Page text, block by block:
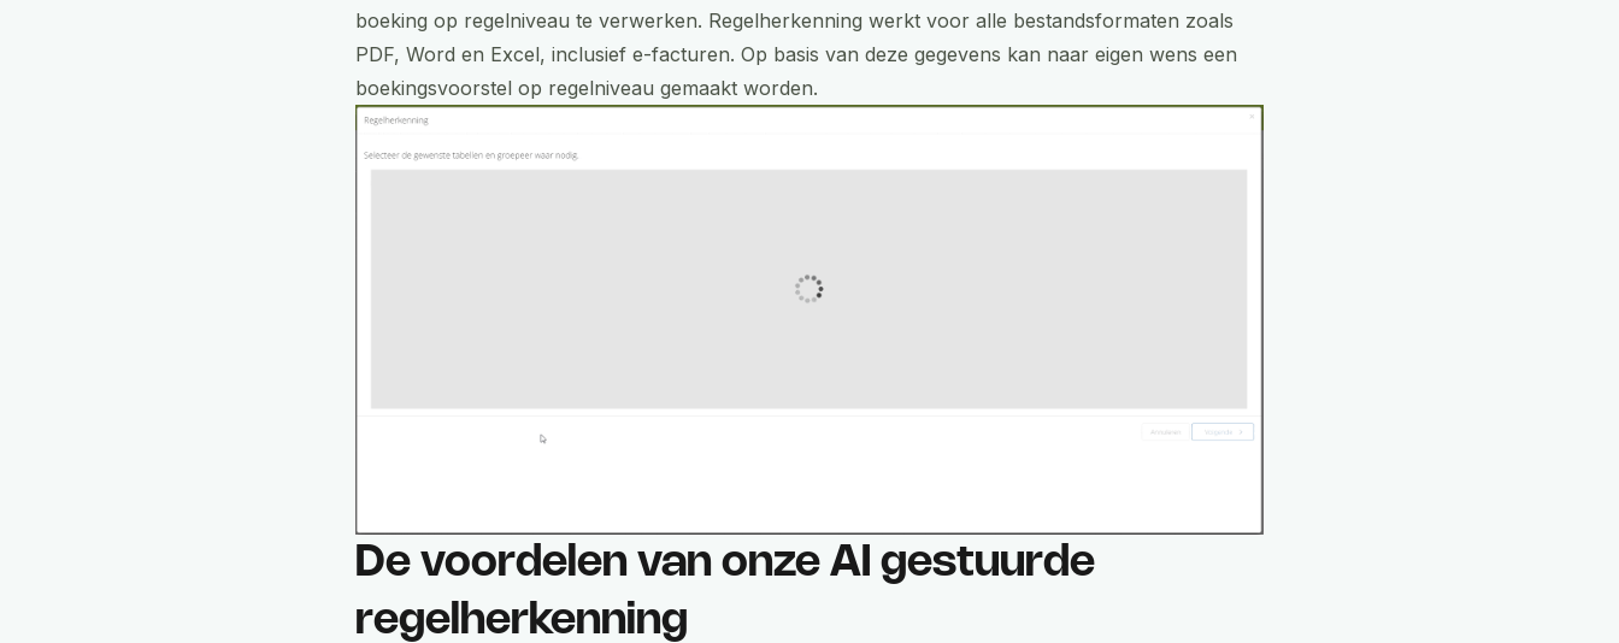
boeking op regelniveau te verwerken. Regelherkenning werkt voor alle bestandsformaten zoals
PDF, Word en Excel, inclusief e-facturen. Op basis van deze gegevens kan naar eigen wens een
boekingsvoorstel op regelniveau gemaakt worden.
De voordelen van onze AI gestuurde
regelherkenning